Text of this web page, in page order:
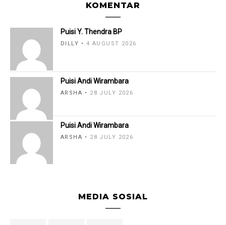
KOMENTAR
Puisi Y. Thendra BP
DILLY 4 AUGUST 2026
Puisi Andi Wirambara
ARSHA 28 JULY 2026
Puisi Andi Wirambara
ARSHA 28 JULY 2026
MEDIA SOSIAL